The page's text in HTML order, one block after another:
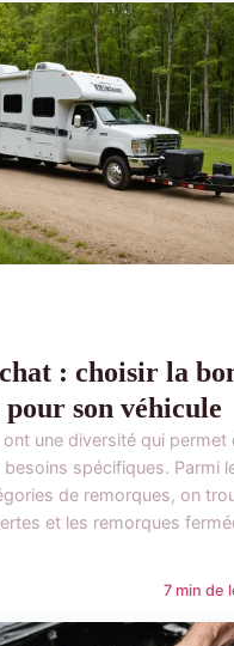
: choisir la
son véhicule
une diversité qui permet
spécifiques. Parmi
de remorques, on
et les remorques
7 min de